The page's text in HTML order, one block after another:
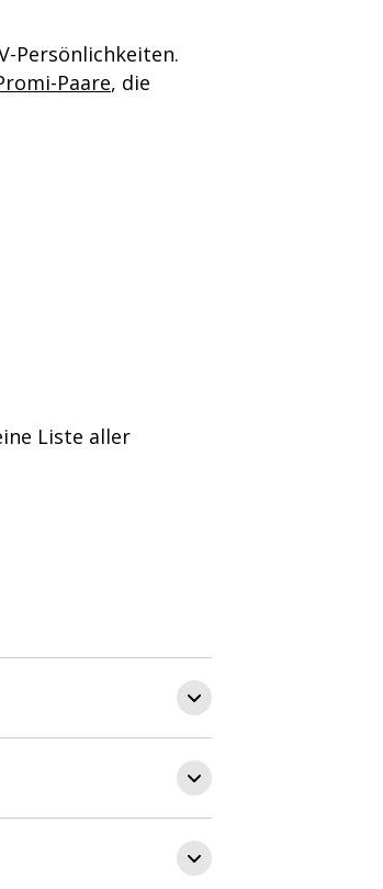
Persönlichkeiten.
Paare, die
Liste aller